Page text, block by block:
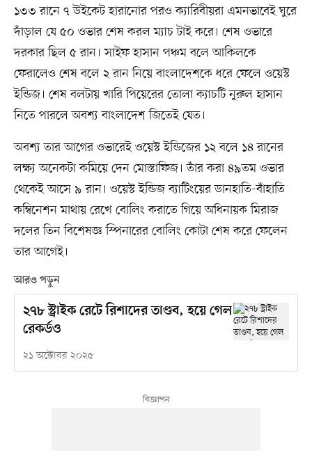
১৩৩ রানে ৭ উইকেট হারানোর পরও ক্যারিবীয়রা এমনভাবেই ঘুরে
দাঁড়াল যে ৫০ ওভার শেষ করল ম্যাচ টাই করে। শেষ ওভারে
দরকার ছিল ৫ রান। সাইফ হাসান পঞ্চম বলে আকিলকে
ফেরালেও শেষ বলে ২ রান নিয়ে বাংলাদেশকে ধরে ফেলে ওয়েস্ট
ইন্ডিজ। শেষ বলটায় খারি পিয়েরের তোলা ক্যাচটি নুরুল হাসান
নিতে পারলে অবশ্য বাংলাদেশ জিতেই যেত।
অবশ্য তার আগের ওভারেই ওয়েস্ট ইন্ডিজের ১২ বলে ১৪ রানের
লক্ষ্য অনেকটা কমিয়ে দেন মোস্তাফিজ। তাঁর করা ৪৯তম ওভার
থেকেই আসে ৯ রান। ওয়েস্ট ইন্ডিজ ব্যাটিংয়ের ডানহাতি-বাঁহাতি
কম্বিনেশন মাথায় রেখে বোলিং করাতে গিয়ে অধিনায়ক মিরাজ
দলের তিন বিশেষজ্ঞ স্পিনারের বোলিং কোটা শেষ করে ফেলেন
তার আগেই।
আরও পড়ুন
২৭৮ স্ট্রাইক রেটে রিশাদের তাণ্ডব, হয়ে গেল
রেকর্ডও
২১ অক্টোবর ২০২৫